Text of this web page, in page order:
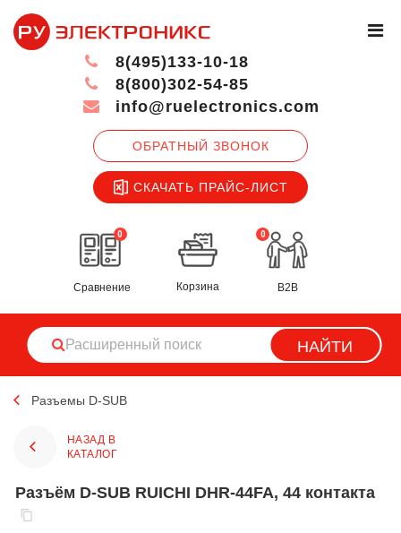
ОБРАТНЫЙ ЗВОНОК
СКАЧАТЬ ПРАЙС-ЛИСТ
8(495)133-10-18
8(800)302-54-85
info@ruelectronics.com
0
Сравнение
0
Корзина B2B
НАЙТИ
Разъемы D-SUB
НАЗАД В
КАТАЛОГ
Разъём D-SUB RUICHI DHR-44FA, 44 контакта